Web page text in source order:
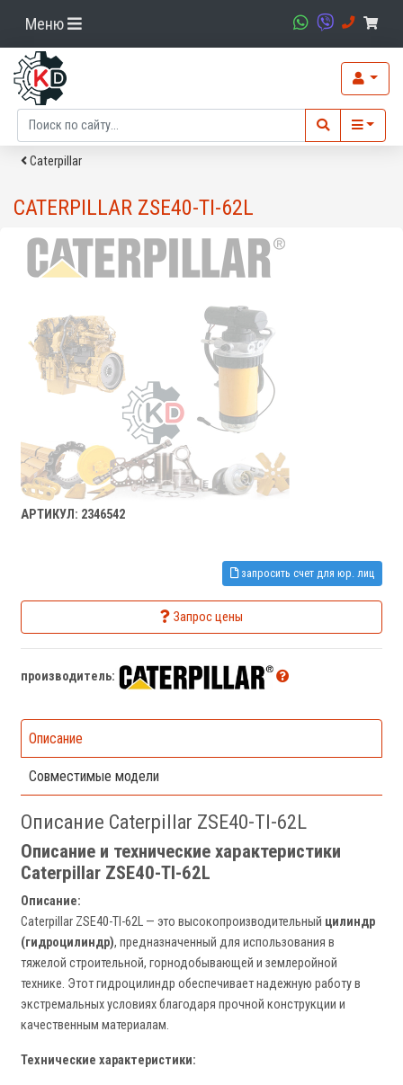
Меню
Caterpillar
CATERPILLAR ZSE40-TI-62L
АРТИКУЛ: 2346542
запросить счет для юр. лиц
Запрос цены
производитель:
Описание
Совместимые модели
Описание Caterpillar ZSE40-TI-62L
Описание и технические характеристики
Caterpillar ZSE40-TI-62L
Описание:
Caterpillar ZSE40-TI-62L — это высокопроизводительный цилиндр
(гидроцилиндр), предназначенный для использования в
тяжелой строительной, горнодобывающей и землеройной
технике. Этот гидроцилиндр обеспечивает надежную работу в
экстремальных условиях благодаря прочной конструкции и
качественным материалам.
Технические характеристики: